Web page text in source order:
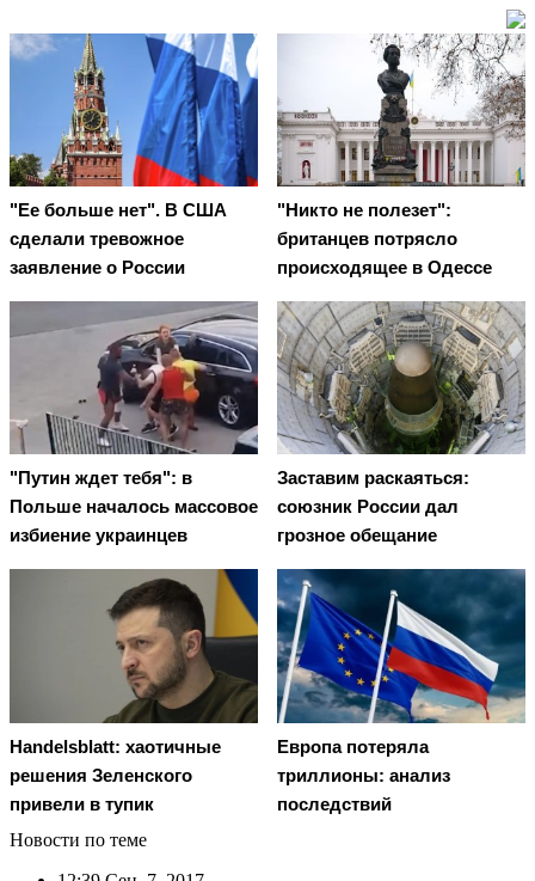
"Ее больше нет". В США
сделали тревожное
заявление о России
"Никто не полезет":
британцев потрясло
происходящее в Одессе
"Путин ждет тебя": в
Польше началось массовое
избиение украинцев
Заставим раскаяться:
союзник России дал
грозное обещание
Handelsblatt: хаотичные
решения Зеленского
привели в тупик
Европа потеряла
триллионы: анализ
последствий
Новости по теме